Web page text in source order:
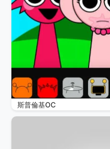
斯普倫基OC